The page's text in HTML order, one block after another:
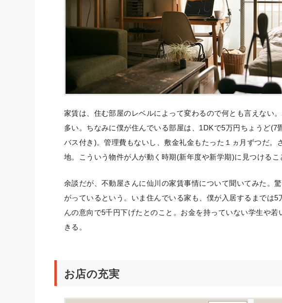
家賃は、住む部屋のレベルによって変わるので何とも言えない
多い。ちなみに僕が住んでいる部屋は、1DKで5万円ちょうど(7
バス付き)。管理費もないし、敷金礼金もたった１ヵ月ずつだ。
地。こういう物件が人が動く時期(新年度や新学期)に見つけるこ
余談だが、不動屋さんに仙川の家賃事情について聞いてみた。
がっているという。いま住んでいる家も、僕が入居するまでは5
んの意向で5千円下げたとのこと。お金を持っていない学生や
きる。
お店の充実